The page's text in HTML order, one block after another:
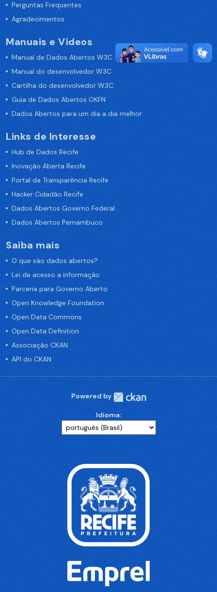
Perguntas Frequentes
Agradecimentos
Manuais e Vídeos
Manual de Dados Abertos W3C
Manual do desenvolvedor W3C
Cartilha do desenvolvedor W3C
Guia de Dados Abertos OKFN
Dados Abertos para um dia a dia melhor
Links de Interesse
Hub de Dados Recife
Inovação Aberta Recife
Portal da Transparência Recife
Hacker Cidadão Recife
Dados Abertos Governo Federal
Dados Abertos Pernambuco
Saiba mais
O que são dados abertos?
Lei de acesso a informação
Parceria para Governo Aberto
Open Knowledge Foundation
Open Data Commons
Open Data Definition
Associação CKAN
API do CKAN
Powered by
Idioma